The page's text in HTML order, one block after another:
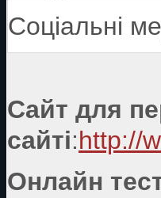
Соціальні
Сайт для
сайті:http://
Онлайн